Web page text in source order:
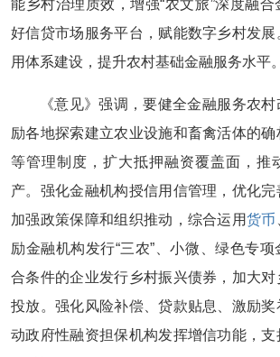
能乡村治理质效，增强“农文旅”深度融合
好信贷市场服务平台，赋能数字乡村发
用体系建设，提升农村基础金融服务水平。
《意见》强调，要健全金融服务农
励各地探索建立农业设施和畜禽活体的
等管理制度，扩大抵押融资覆盖面，推
产。强化金融机构授信用信管理，优化完
加强政策保障和组织推动，综合运用货币
励金融机构发行“三农”、小微、绿色专
合条件的企业发行乡村振兴债券，加大
投放。强化风险补偿、贷款贴息、激励
动政府性融资担保机构发挥增信功能，